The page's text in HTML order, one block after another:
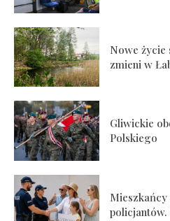
Nowe życie
zmieni w
Gliwickie
Polskiego
Mieszkańcy
policjantów.